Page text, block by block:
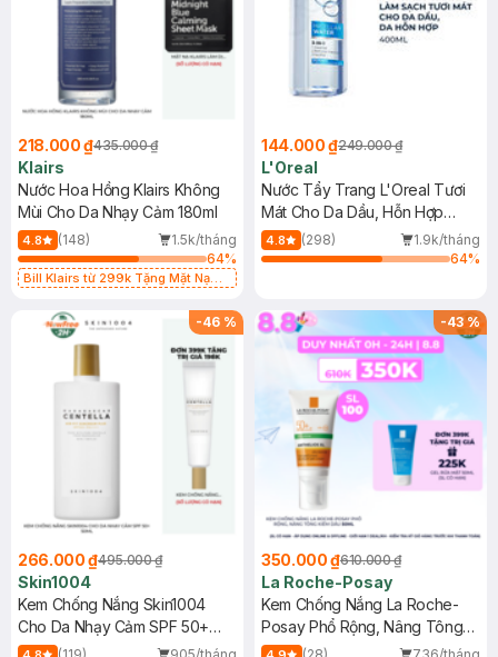
218.000 ₫435.000 ₫
Klairs
Nước Hoa Hồng Klairs Không
Mùi Cho Da Nhạy Cảm 180ml
4.8 (148)
1.5k/tháng
64%
Bill Klairs từ 299k Tặng Mặt Nạ
25ml (SL Có Hạn)
144.000 ₫249.000 ₫
L'Oreal
Nước Tẩy Trang L'Oreal Tươi
Mát Cho Da Dầu, Hỗn Hợp
400ml
4.8 (298)
1.9k/tháng
64%
-46 %
266.000 ₫495.000 ₫
Skin1004
Kem Chống Nắng Skin1004
Cho Da Nhạy Cảm SPF 50+
50ml
-43%
350.000 ₫610.000 ₫
La Roche-Posay
Kem Chống Nắng La Roche-
Posay Phổ Rộng, Nâng Tông
Kiềm Dầu 50ml